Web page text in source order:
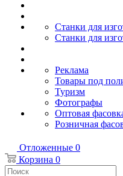
Станки для
Станки для
Реклама
Товары под
Туризм
Фотографы
Оптовая
Розничная
Отложенные 0
Корзина 0